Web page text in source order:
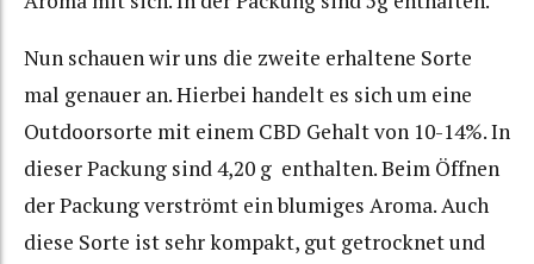
Nun schauen wir uns die zweite erhaltene Sorte
mal genauer an. Hierbei handelt es sich um eine
Outdoorsorte mit einem CBD Gehalt von 10-14%. In
dieser Packung sind 4,20 g enthalten. Beim Öffnen
der Packung verströmt ein blumiges Aroma. Auch
diese Sorte ist sehr kompakt, gut getrocknet und